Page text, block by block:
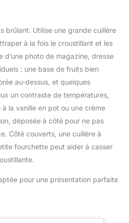
Ce moule ne connaît pas
de limites – seulement de
délicieuses possibilités.
Bien pensé jusque dans
les détails – Avec ses 20
× 19 × 6 cm, elle
s'intègre parfaitement
dans votre friteuse à air
chaud. Passe au lave-
vaisselle et durable - Un
accessoire indispensable
pour tous les jours.
aux ingrédients secs et
liquide 【Facile à
nettoyer et à ranger】 La
plate-forme de mesure
acier inoxydable est
facile à nettoyer et à
entretenir. Peut être
facilement rangé lorsqu'il
approprié pour cuisiner à
la maison et servir des
aliments ou des liquides.
avez un problème avec la
(17.5x22.5cm) facile à
nettoyer de la balance de
les tailles de contenants
HAUTE CAPACITÉ:
conçue pour réaliser des
préparations et des
la capacité de 5kg est
idéale pour concocter
une grande variété de
recettes, notamment des
cookies, des pancakes,
pâtes à pain et bien plus
PRÉCISION OPTIMALE:
de pâtisserie, assurant
brûlant. Utilise une grande cuillère
à la fois le croustillant et les
d’une photo de magazine, dresse
: une base de fruits bien
au-dessus, et quelques
un contraste de températures,
la vanille en pot ou une crème
déposée à côté pour ne pas
Côté couverts, une cuillère à
fourchette peut aider à casser
pour une présentation parfaite